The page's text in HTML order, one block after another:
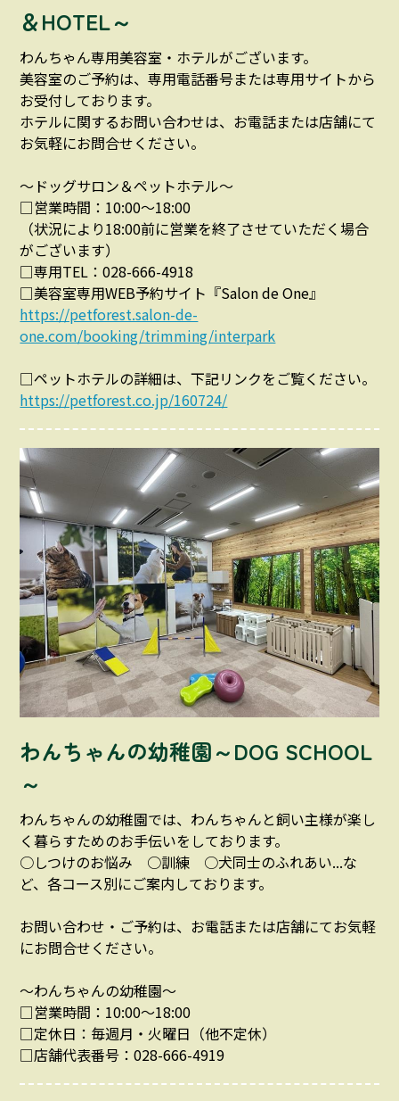
＆HOTEL～
わんちゃん専用美容室・ホテルがございます。
美容室のご予約は、専用電話番号または専用サイトから
お受付しております。
ホテルに関するお問い合わせは、お電話または店舗にて
お気軽にお問合せください。
～ドッグサロン＆ペットホテル～
□営業時間：10:00～18:00
（状況により18:00前に営業を終了させていただく場合
がございます）
□専用TEL：028-666-4918
□美容室専用WEB予約サイト『Salon de One』
https://petforest.salon-de-
one.com/booking/trimming/interpark
□ペットホテルの詳細は、下記リンクをご覧ください。
https://petforest.co.jp/160724/
わんちゃんの幼稚園～DOG SCHOOL
～
わんちゃんの幼稚園では、わんちゃんと飼い主様が楽し
く暮らすためのお手伝いをしております。
○しつけのお悩み ○訓練 ○犬同士のふれあい...な
ど、各コース別にご案内しております。
お問い合わせ・ご予約は、お電話または店舗にてお気軽
にお問合せください。
～わんちゃんの幼稚園～
□営業時間：10:00～18:00
□定休日：毎週月・火曜日（他不定休）
□店舗代表番号：028-666-4919